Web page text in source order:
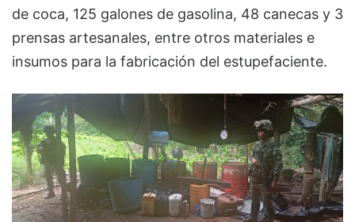
de coca, 125 galones de gasolina, 48 canecas y 3
prensas artesanales, entre otros materiales e
insumos para la fabricación del estupefaciente.